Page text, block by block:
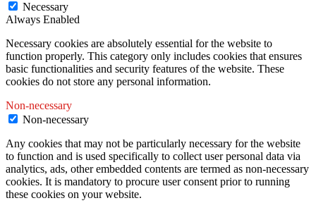
Necessary
Always Enabled
Necessary cookies are absolutely essential for the website to
function properly. This category only includes cookies that ensures
basic functionalities and security features of the website. These
cookies do not store any personal information.
Non-necessary
Non-necessary
Any cookies that may not be particularly necessary for the website
to function and is used specifically to collect user personal data via
analytics, ads, other embedded contents are termed as non-necessary
cookies. It is mandatory to procure user consent prior to running
these cookies on your website.